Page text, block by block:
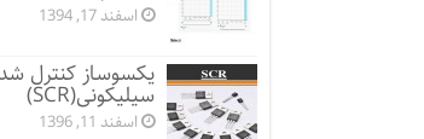
اسفند 17, 1394
یکسوساز کنترل
سیلیکونی(SCR)
اسفند 11, 1396